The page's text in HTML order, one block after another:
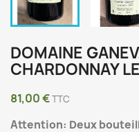
DOMAINE
CHARDONNAY
81,00 €TTC
Attention: Deux